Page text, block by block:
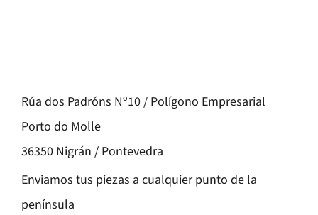
Rúa dos Padróns Nº10 / Polígono Empresarial
Porto do Molle
36350 Nigrán / Pontevedra
Enviamos tus piezas a cualquier punto de la
península